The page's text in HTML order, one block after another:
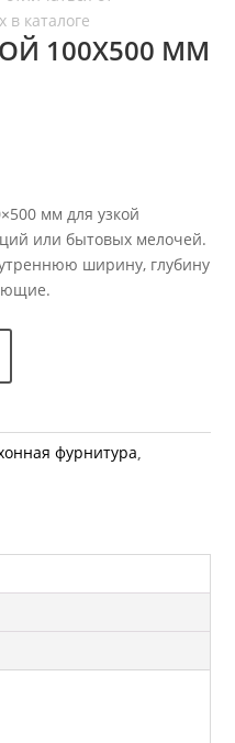
100Х500 ММ
мм для узкой
или бытовых мелочей.
ширину, глубину
фурнитура